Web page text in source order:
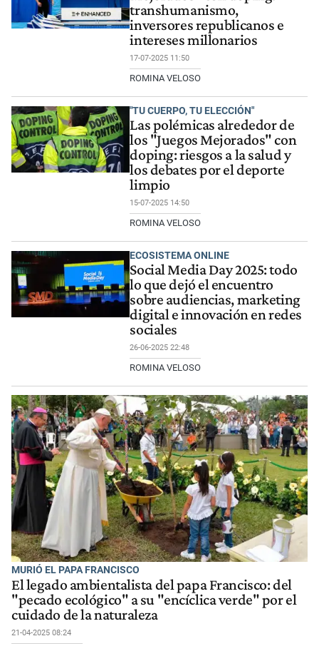
transhumanismo,
inversores republicanos e
intereses millonarios
17-07-2025 11:50
ROMINA VELOSO
"TU CUERPO, TU ELECCIÓN"
Las polémicas alrededor de
los "Juegos Mejorados" con
doping: riesgos a la salud y
los debates por el deporte
limpio
15-07-2025 14:50
ROMINA VELOSO
ECOSISTEMA ONLINE
Social Media Day 2025: todo
lo que dejó el encuentro
sobre audiencias, marketing
digital e innovación en redes
sociales
26-06-2025 22:48
ROMINA VELOSO
MURIÓ EL PAPA FRANCISCO
El legado ambientalista del papa Francisco: del
"pecado ecológico" a su "encíclica verde" por el
cuidado de la naturaleza
21-04-2025 08:24